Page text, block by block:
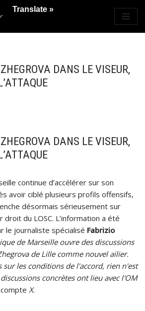
DANS LE VISEUR,
DANS LE VISEUR,
continue d’accélérer sur son
avoir ciblé plusieurs profils offensifs,
désormais sérieusement sur
droit du LOSC. L’information a été
le journaliste spécialisé Fabrizio
de Marseille ouvre des discussions
de Lille comme nouvel ailier.
sur les conditions de l'accord, rien n'est
concrètes ont lieu avec l'OM
X.
Translate »